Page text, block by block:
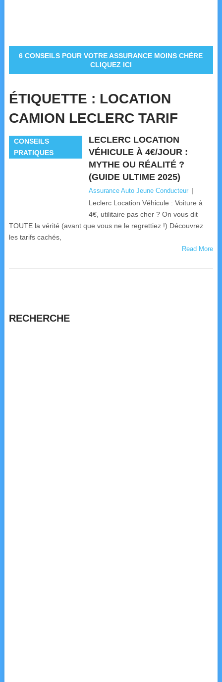
6 CONSEILS POUR VOTRE ASSURANCE MOINS CHÈRE
CLIQUEZ ICI
ÉTIQUETTE : LOCATION
CAMION LECLERC TARIF
CONSEILS
PRATIQUES
LECLERC LOCATION
VÉHICULE À 4€/JOUR :
MYTHE OU RÉALITÉ ?
(GUIDE ULTIME 2025)
Assurance Auto Jeune Conducteur
Leclerc Location Véhicule : Voiture à
4€, utilitaire pas cher ? On vous dit
TOUTE la vérité (avant que vous ne le regrettiez !) Découvrez
les tarifs cachés,
Read More
RECHERCHE